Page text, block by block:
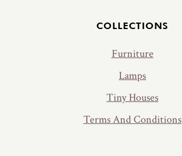
COLLECTIONS
Furniture
Lamps
Tiny Houses
Terms And Conditions